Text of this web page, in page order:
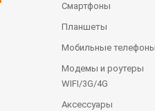
Смартфоны
Планшеты
Мобильные телефоны
Модемы и роутеры
WIFI/3G/4G
Аксессуары